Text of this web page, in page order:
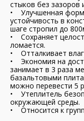
стыков без зазоров
• Улучшенная
устойчивость в
шаге стропил до
• Сохраняет
ломается.
• Отталкивает
• Экономия на
занимает в 3 раза
базальтовыми
можно перевести 5
• Утеплитель
окружающей среды.
• Относится к